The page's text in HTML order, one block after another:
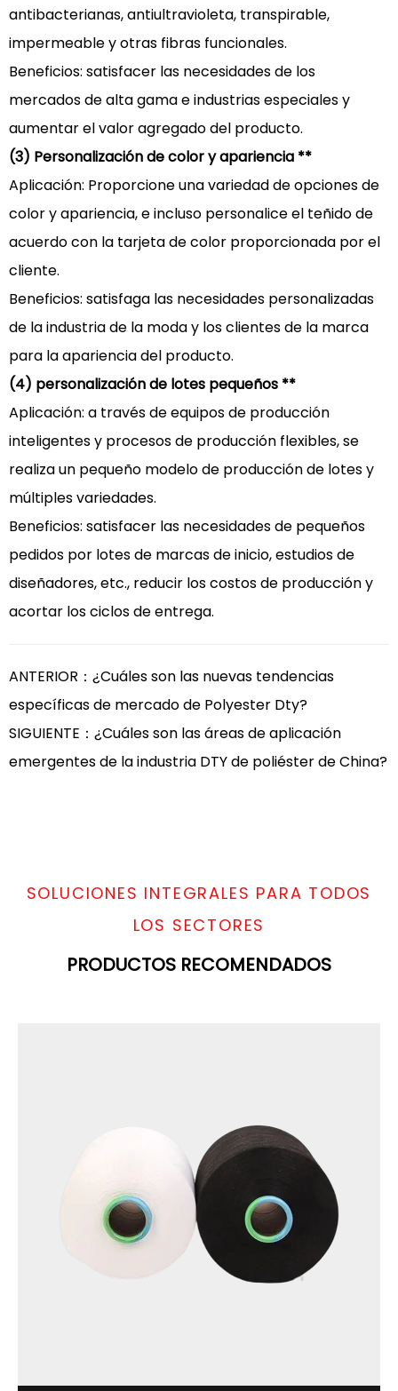
antibacterianas, antiultravioleta, transpirable,
impermeable y otras fibras funcionales.
Beneficios: satisfacer las necesidades de los
mercados de alta gama e industrias especiales y
aumentar el valor agregado del producto.
(3) Personalización de color y apariencia **
Aplicación: Proporcione una variedad de opciones de
color y apariencia, e incluso personalice el teñido de
acuerdo con la tarjeta de color proporcionada por el
cliente.
Beneficios: satisfaga las necesidades personalizadas
de la industria de la moda y los clientes de la marca
para la apariencia del producto.
(4) personalización de lotes pequeños **
Aplicación: a través de equipos de producción
inteligentes y procesos de producción flexibles, se
realiza un pequeño modelo de producción de lotes y
múltiples variedades.
Beneficios: satisfacer las necesidades de pequeños
pedidos por lotes de marcas de inicio, estudios de
diseñadores, etc., reducir los costos de producción y
acortar los ciclos de entrega.
ANTERIOR：¿Cuáles son las nuevas tendencias
específicas de mercado de Polyester Dty?
SIGUIENTE：¿Cuáles son las áreas de aplicación
emergentes de la industria DTY de poliéster de China?
SOLUCIONES INTEGRALES PARA TODOS
LOS SECTORES
PRODUCTOS RECOMENDADOS